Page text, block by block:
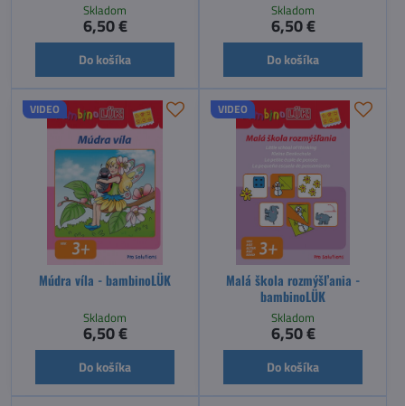
Skladom
6,50 €
Do košíka
Skladom
6,50 €
Do košíka
VIDEO
Múdra víla - bambinoLÜK
Skladom
6,50 €
Do košíka
VIDEO
Malá škola rozmýšľania -
bambinoLÜK
Skladom
6,50 €
Do košíka